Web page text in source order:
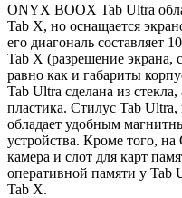
ONYX BOOX Tab Ultra
Tab X, но оснащается
его диагональ
Tab X (разрешение экрана,
равно как и габариты
Tab Ultra сделана из
пластика. Стилус Tab Ultra,
обладает удобным
устройства. Кроме того,
камера и слот для карт
оперативной памяти у Tab
Tab X.